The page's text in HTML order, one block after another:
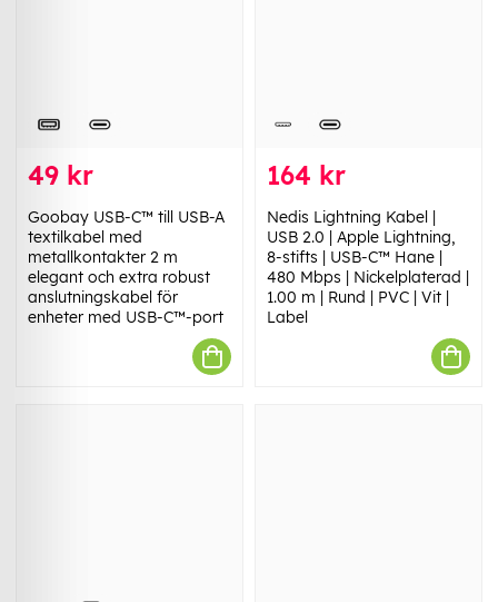
49 kr
Goobay USB-C™ till USB-A
textilkabel med
metallkontakter 2 m
elegant och extra robust
anslutningskabel för
enheter med USB-C™-port
164 kr
Nedis Lightning Kabel |
USB 2.0 | Apple Lightning,
8-stifts | USB-C™ Hane |
480 Mbps | Nickelplaterad |
1.00 m | Rund | PVC | Vit |
Label